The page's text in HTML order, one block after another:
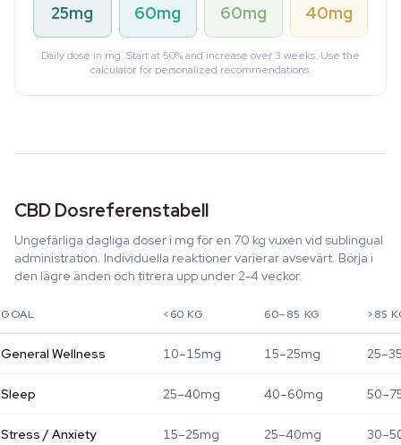
25mg
60mg
60mg
40mg
Daily dose in mg. Start at 50% and increase over 3 weeks. Use the
calculator for personalized recommendations.
CBD Dosreferenstabell
Ungefärliga dagliga doser i mg för en 70 kg vuxen vid sublingual
administration. Individuella reaktioner varierar avsevärt. Börja i
den lägre änden och titrera upp under 2-4 veckor.
GOAL <60 KG 60–85 KG >85
General Wellness 10–15mg 15–25mg
Sleep 25–40mg 40–60mg
Stress / Anxiety 15–25mg 25–40mg